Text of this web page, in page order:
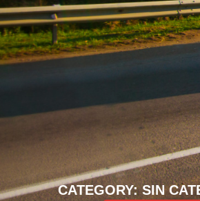
CATEGORY: SIN